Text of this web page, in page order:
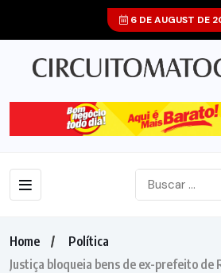
6 DE AUGUST DE
Home
Política
Justiça bloqueia bens de ex-prefeito de